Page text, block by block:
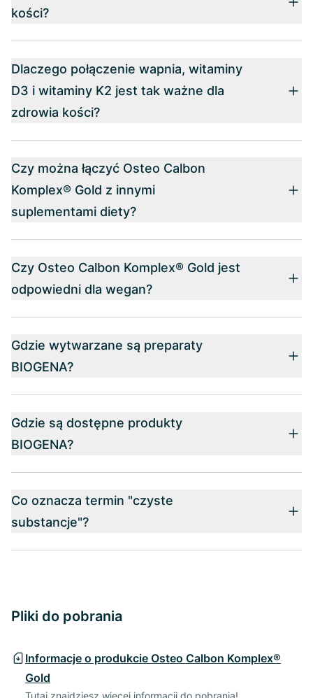
kości?
Dlaczego połączenie wapnia, witaminy
D3 i witaminy K2 jest tak ważne dla
zdrowia kości?
Czy można łączyć Osteo Calbon
Komplex® Gold z innymi
suplementami diety?
Czy Osteo Calbon Komplex® Gold jest
odpowiedni dla wegan?
Gdzie wytwarzane są preparaty
BIOGENA?
Gdzie są dostępne produkty
BIOGENA?
Co oznacza termin "czyste
substancje"?
Pliki do pobrania
Informacje o produkcie Osteo Calbon Komplex®
Gold